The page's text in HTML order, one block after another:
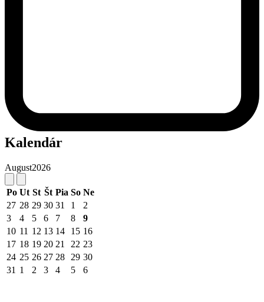
Kalendár
August2026
Po Ut St Št Pia So Ne
27 28 29 30 31 1
2
3
4 5 6 7 8
9
10 11 12 13 14 15 16
17 18 19 20 21 22 23
24 25 26 27 28 29 30
31 1 2 3 4 5 6